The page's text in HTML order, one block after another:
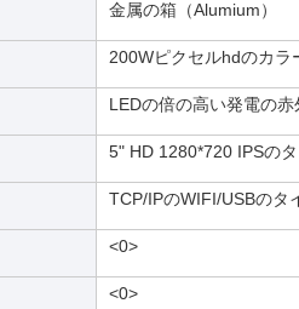
金属の箱（Alumium）
200Wピクセルhdのカ
LEDの倍の高い発電の
5" HD 1280*720 IPSの
TCP/IPのWIFI/USBのタ
<0>
<0>